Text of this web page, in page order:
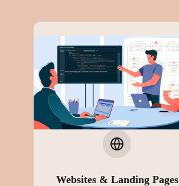
Websites & Landing Pages